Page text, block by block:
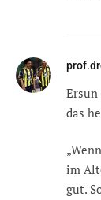
Ersun
das
im
gut.